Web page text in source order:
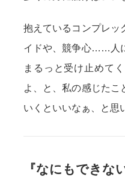
抱えているコンプレッ
イドや、競争心……人
まるっと受け止めて
よ、と、私の感じたこ
いくといいなぁ、と思
『なにもできな